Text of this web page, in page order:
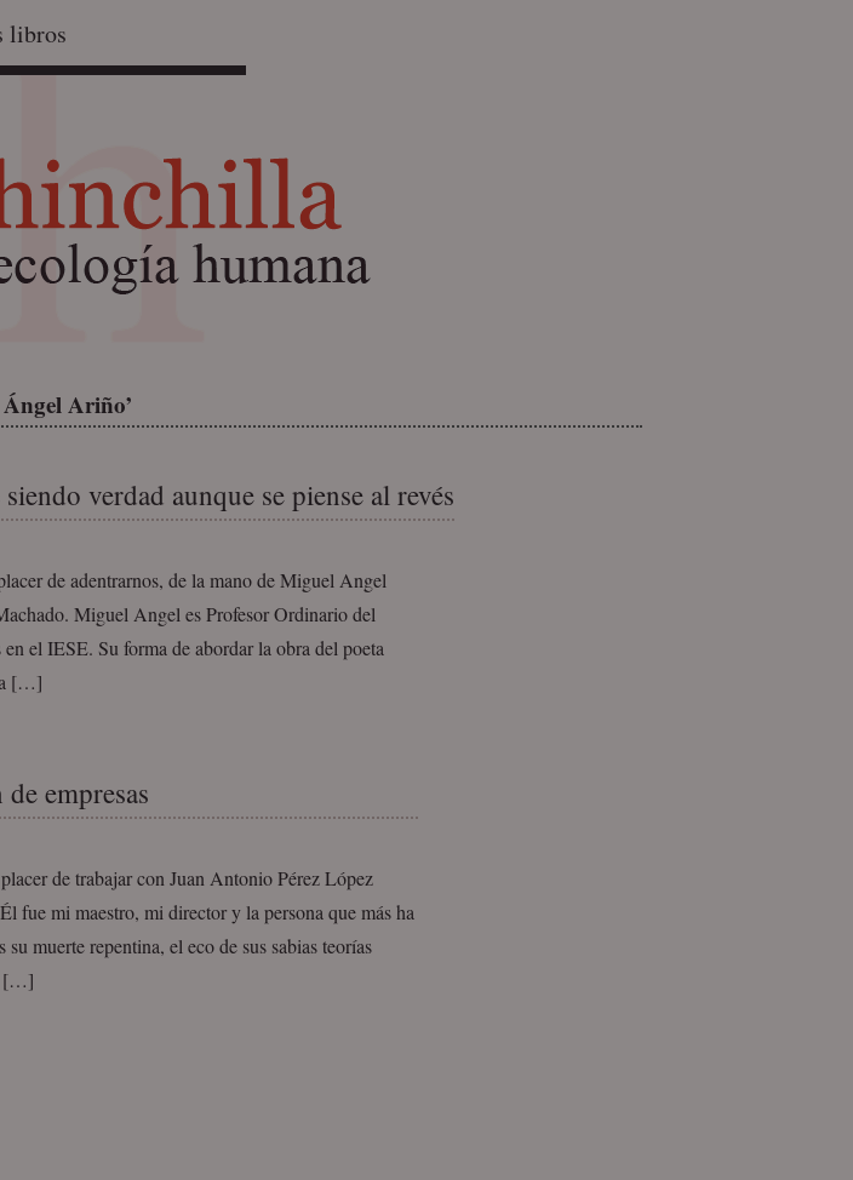
libros
Ariño’
verdad aunque se piense al revés
de adentrarnos, de la mano de Miguel Angel
Miguel Angel es Profesor Ordinario del
el IESE. Su forma de abordar la obra del poeta
[…]
empresas
de trabajar con Juan Antonio Pérez López
fue mi maestro, mi director y la persona que más ha
muerte repentina, el eco de sus sabias teorías
[…]